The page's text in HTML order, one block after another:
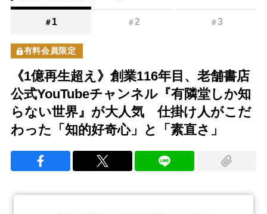
＃ 1 ＃2 ＃3
有料会員限定
《1億再生超え》創業116年目、老舗書店
公式YouTubeチャンネル『有隣堂しか知
らない世界』が大人気 仕掛け人がこだ
わった「知的好奇心」と「素直さ」